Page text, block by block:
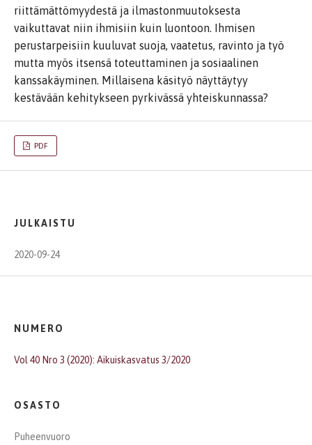
riittämättömyydestä ja ilmastonmuutoksesta
vaikuttavat niin ihmisiin kuin luontoon. Ihmisen
perustarpeisiin kuuluvat suoja, vaatetus, ravinto ja työ
mutta myös itsensä toteuttaminen ja sosiaalinen
kanssakäyminen. Millaisena käsityö näyttäytyy
kestävään kehitykseen pyrkivässä yhteiskunnassa?
PDF
JULKAISTU
2020-09-24
NUMERO
Vol 40 Nro 3 (2020): Aikuiskasvatus 3/2020
OSASTO
Puheenvuoro